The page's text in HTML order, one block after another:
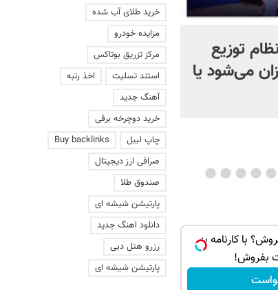
توزیع
می‌شود یا
طرح‌های اعلامی برای
از صنایع به جهت حذف ارز
ترجیحی، عمدتا شکلی
اجرایی
فروش؟ با کارنامه به
بفروش!
خرید طلای آب شده
مزایده خودرو
مرکز تزریق بوتاکس
استند تسلیت
اخذ رتبه
آهنگ جدید
خرید دوچرخه برقی
چاپ لیبل
Buy backlinks
صرافی ارز دیجیتال
صندوق طلا
پارتیشن شیشه ای
دانلود اهنگ جدید
رزرو هتل دبی
پارتیشن شیشه ای